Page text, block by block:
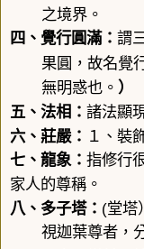
之境界。
四、 覺行圓滿： 謂
果圓，故名覺
無明惑也。 ）
五、 法相 ： 諸法顯
六、 莊嚴： １、裝
七、龍象： 指修行
家人的尊稱。
八、 多子塔： (堂塔
視迦葉尊者，